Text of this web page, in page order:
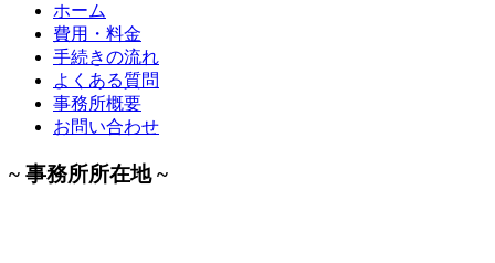
ホーム
費用・料金
手続きの流れ
よくある質問
事務所概要
お問い合わせ
~ 事務所所在地 ~